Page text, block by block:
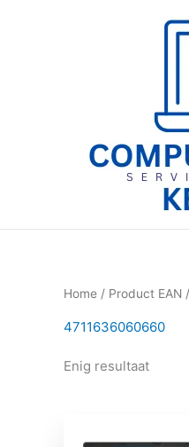
Home / Product EAN
4711636060660
Enig resultaat